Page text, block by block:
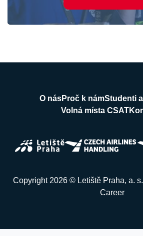
O násProč k námStudenti
Volná místa CSAT
Copyright 2026 © Letiště Praha, a.
Career